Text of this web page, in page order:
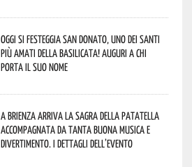
Oggi si festeggia San Donato, uno dei Santi
più amati della Basilicata! Auguri a chi
porta il suo nome
A Brienza arriva la Sagra della Patatella
accompagnata da tanta buona musica e
divertimento. I dettagli dell’evento